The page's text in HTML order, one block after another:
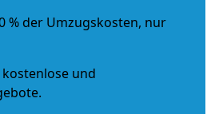
% der Umzugskosten, nur
und